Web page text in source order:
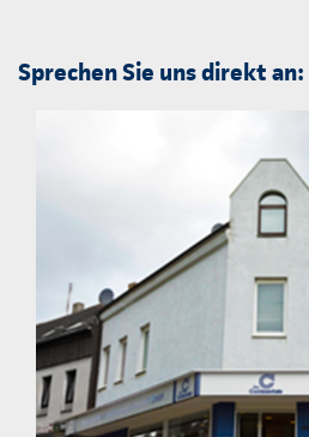
Sprechen Sie uns direkt an: